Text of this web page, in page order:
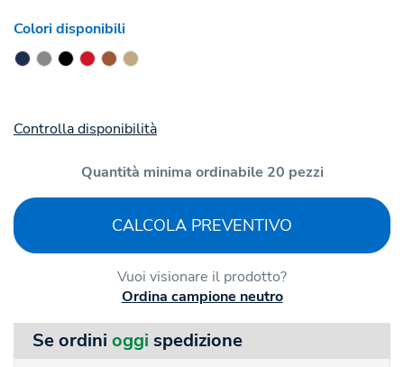
Colori disponibili
Controlla disponibilità
Quantità minima ordinabile 20 pezzi
CALCOLA PREVENTIVO
Vuoi visionare il prodotto?
Ordina campione neutro
Se ordini oggi spedizione